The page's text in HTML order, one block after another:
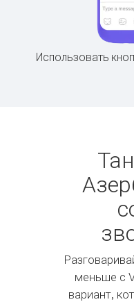
Использовать
меньше с
вариант,